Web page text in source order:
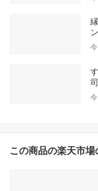
今
この商品の楽天市